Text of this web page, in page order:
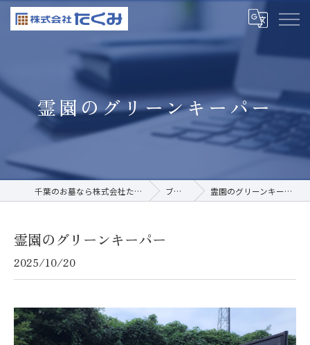
霊園のグリーンキーパー
千葉のお墓なら株式会社たくみ ブログ 霊園のグリーンキーパー
霊園のグリーンキーパー
2025/10/20